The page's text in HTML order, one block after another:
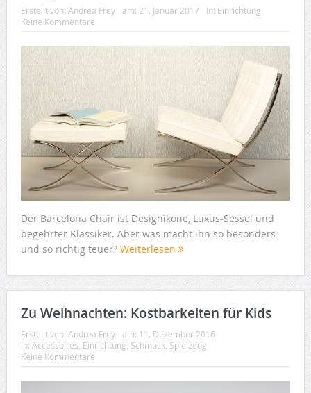
Erstellt von: Andrea Frey am: 21. Januar 2017 In: Einrichtung
Keine Kommentare
Der Barcelona Chair ist Designikone, Luxus-Sessel und
begehrter Klassiker. Aber was macht ihn so besonders
und so richtig teuer? Weiterlesen
Zu Weihnachten: Kostbarkeiten für Kids
Erstellt von: Andrea Frey am: 11. Dezember 2016
In: Accessoires Einrichtung Schmuck, Spielzeug
Keine Kommentare